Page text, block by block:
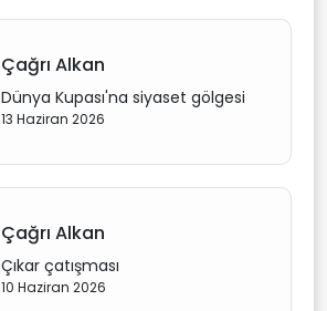
Çağrı Alkan
Dünya Kupası'na siyaset gölgesi
13 Haziran 2026
Çağrı Alkan
Çıkar çatışması
10 Haziran 2026